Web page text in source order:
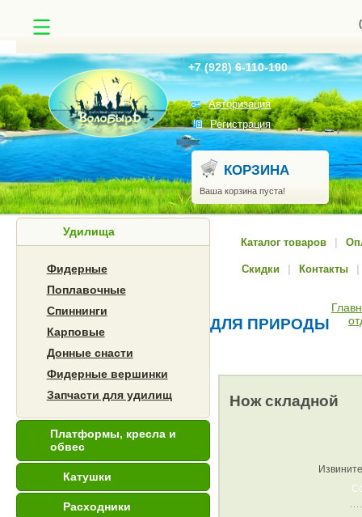
Авторизация
Регистрация
+7 (928) 6-110-100
КОРЗИНА
Ваша корзина пуста!
Удилища
Фидерные
Поплавочные
Спиннинги
Карповые
Донные снасти
Фидерные вершинки
Запчасти для удилищ
Платформы, кресла и
обвес
Катушки
Расходники
Каталог товаров
Скидки Контакты
ДЛЯ ПРИРОДЫ
Нож складной